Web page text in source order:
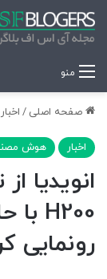
منو
صفحه اصلی / اخبار
اخبار هوش
انویدیا
رونمایی